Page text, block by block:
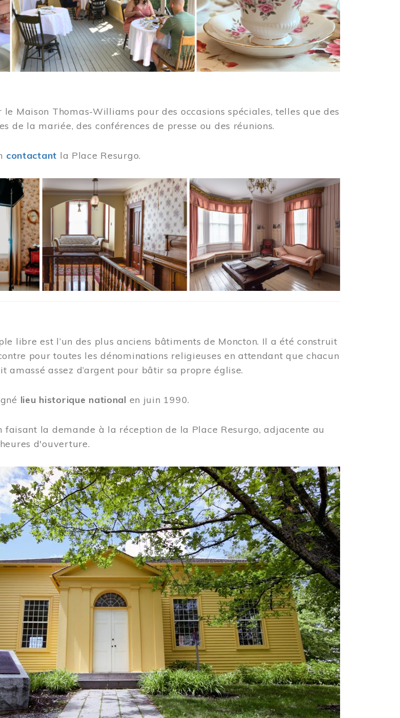
Maison Thomas-Williams pour des occasions spéciales, telles que des
de la mariée, des conférences de presse ou des réunions.
contactant la Place Resurgo.
libre est l’un des plus anciens bâtiments de Moncton. Il a été construit
pour toutes les dénominations religieuses en attendant que chacun
amassé assez d’argent pour bâtir sa propre église.
lieu historique national en juin 1990.
faisant la demande à la réception de la Place Resurgo, adjacente au
d'ouverture.